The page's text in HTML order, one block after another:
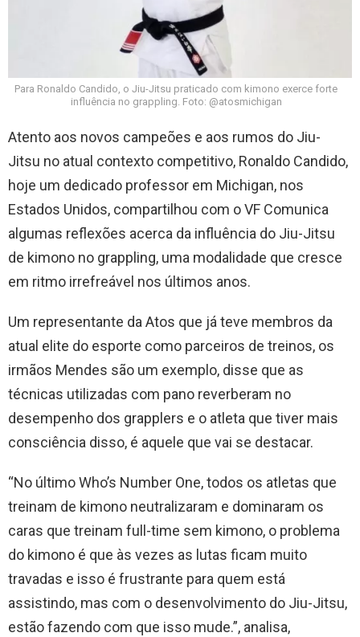
Para Ronaldo Candido, o Jiu-Jitsu praticado com kimono exerce forte
influência no grappling. Foto: @atosmichigan
Atento aos novos campeões e aos rumos do Jiu-
Jitsu no atual contexto competitivo, Ronaldo Candido,
hoje um dedicado professor em Michigan, nos
Estados Unidos, compartilhou com o VF Comunica
algumas reflexões acerca da influência do Jiu-Jitsu
de kimono no grappling, uma modalidade que cresce
em ritmo irrefreável nos últimos anos.
Um representante da Atos que já teve membros da
atual elite do esporte como parceiros de treinos, os
irmãos Mendes são um exemplo, disse que as
técnicas utilizadas com pano reverberam no
desempenho dos grapplers e o atleta que tiver mais
consciência disso, é aquele que vai se destacar.
“No último Who’s Number One, todos os atletas que
treinam de kimono neutralizaram e dominaram os
caras que treinam full-time sem kimono, o problema
do kimono é que às vezes as lutas ficam muito
travadas e isso é frustrante para quem está
assistindo, mas com o desenvolvimento do Jiu-Jitsu,
estão fazendo com que isso mude.”, analisa,